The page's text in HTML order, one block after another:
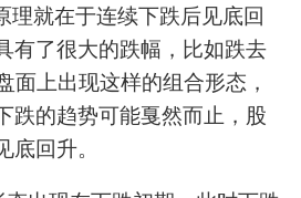
理就在于连续下跌后见底回
有了很大的跌幅，比如跌去
面上出现这样的组合形态，
跌的趋势可能戛然而止，股
底回升。